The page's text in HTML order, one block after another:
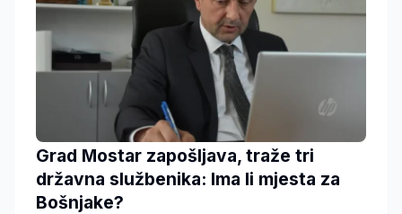
Grad Mostar zapošljava, traže tri
državna službenika: Ima li mjesta za
Bošnjake?